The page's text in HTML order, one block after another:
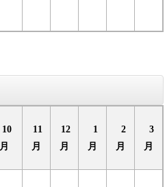
10
月
11
月
12
月
1
月
2
月
3
月